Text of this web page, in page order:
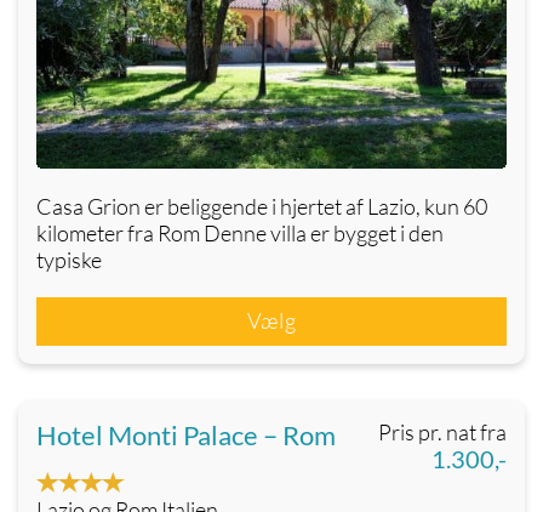
Casa Grion er beliggende i hjertet af Lazio, kun 60
kilometer fra Rom Denne villa er bygget i den
typiske
Vælg
Pris pr. nat fra
1.300,-
Hotel Monti Palace – Rom